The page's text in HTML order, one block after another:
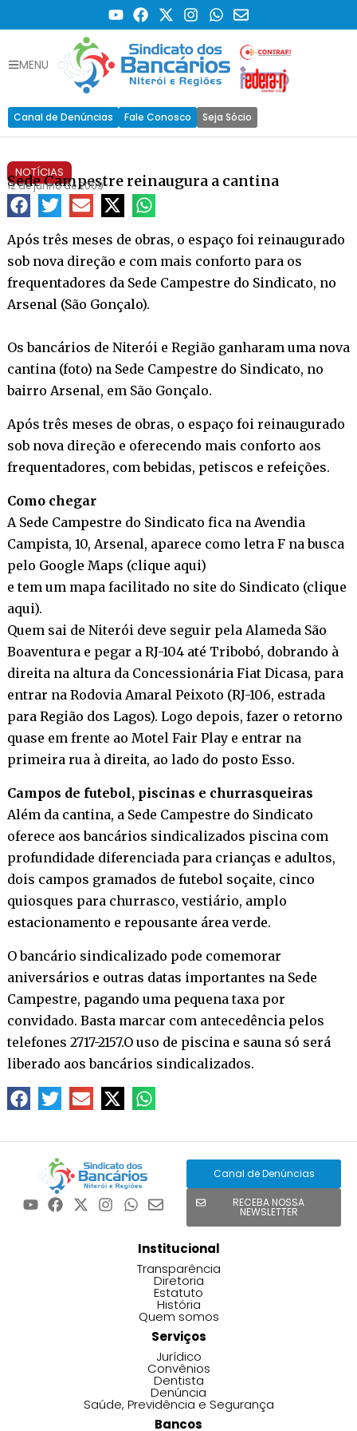
MENU
Canal de Denúncias Fale Conosco Seja Sócio
NOTÍCIAS
Sede Campestre reinaugura a cantina
12 de junho de 2009
Após três meses de obras, o espaço foi reinaugurado
sob nova direção e com mais conforto para os
frequentadores da Sede Campestre do Sindicato, no
Arsenal (São Gonçalo).
Os bancários de Niterói e Região ganharam uma nova
cantina (foto) na Sede Campestre do Sindicato, no
bairro Arsenal, em São Gonçalo.
Após três meses de obras, o espaço foi reinaugurado
sob nova direção e oferecendo mais conforto aos
frequentadores, com bebidas, petiscos e refeições.
Como chegar
A Sede Campestre do Sindicato fica na Avendia
Campista, 10, Arsenal, aparece como letra F na busca
pelo Google Maps (clique aqui)
e tem um mapa facilitado no site do Sindicato (clique
aqui).
Quem sai de Niterói deve seguir pela Alameda São
Boaventura e pegar a RJ-104 até Tribobó, dobrando à
direita na altura da Concessionária Fiat Dicasa, para
entrar na Rodovia Amaral Peixoto (RJ-106, estrada
para Região dos Lagos). Logo depois, fazer o retorno
quase em frente ao Motel Fair Play e entrar na
primeira rua à direita, ao lado do posto Esso.
Campos de futebol, piscinas e churrasqueiras
Além da cantina, a Sede Campestre do Sindicato
oferece aos bancários sindicalizados piscina com
profundidade diferenciada para crianças e adultos,
dois campos gramados de futebol soçaite, cinco
quiosques para churrasco, vestiário, amplo
estacionamento e repousante área verde.
O bancário sindicalizado pode comemorar
aniversários e outras datas importantes na Sede
Campestre, pagando uma pequena taxa por
convidado. Basta marcar com antecedência pelos
telefones 2717-2157.O uso de piscina e sauna só será
liberado aos bancários sindicalizados.
Canal de Denúncias
RECEBA NOSSA
NEWSLETTER
Institucional
Transparência
Diretoria
Estatuto
História
Quem somos
Serviços
Jurídico
Convênios
Dentista
Denúncia
Saúde, Previdência e Segurança
Bancos